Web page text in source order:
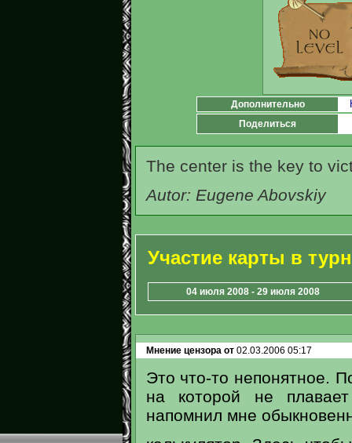
Дополнительно
Поделиться
The center is the key to
Autor: Eugene Abovskiy
Участие карты в
04 июля 2008 - 29 июля 2008
Мнение цензора от02.03.2006 05:17
Это что-то непонятное.
на которой не
напомнил мне